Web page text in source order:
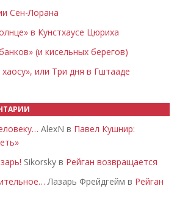
Сен-Лорана
в Кунстхаусе Цюриха
(и кисельных берегов)
или Три дня в Гштааде
AlexN в Павел Кушнир:
Sikorsky в Рейган возвращается
Лазарь Фрейдгейм в Рейган